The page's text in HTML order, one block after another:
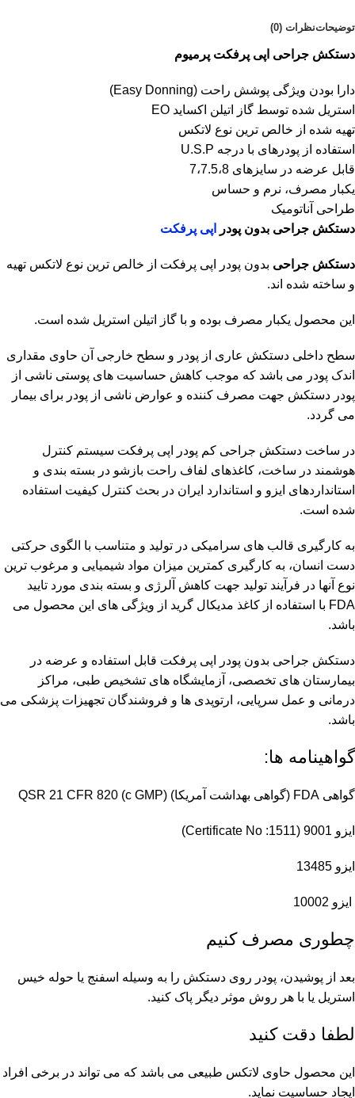
توضیحاتنظرات (0)
دستکش جراحی اپی پرفکت پرمیوم
دارا بودن ویژگی پوشش راحت (Easy Donning)
استریل شده توسط گاز اتیلن اکساید EO
تهیه شده از خالص ترین نوع لاتکس
استفاده از پودرهای با درجه U.S.P
قابل عرضه در سایزهای 7،7.5،8
یکبار مصرف، نرم و حساس
طراحی آناتومیک
دستکش جراحی بدون پودر
اپی پرفکت
دستکش جراحی بدون پودر اپی پرفکت از خالص ترین نوع لاتکس تهیه
و ساخته شده اند.
این محصول یکبار مصرف بوده و با گاز اتیلن استریل شده است.
سطح داخلی دستکش عاری از پودر و سطح خارجی آن حاوی مقداری
اندک پودر می باشد که موجب کاهش حساسیت های پوستی ناشی از
پودر دستکش جهت مصرف کننده و عوارض ناشی از پودر برای بیمار
می گردد.
در ساخت دستکش جراحی کم پودر اپی پرفکت سیستم کنترل
هوشمند در ساخت، کاغذهای لفاف راحت بازشو در بسته بندی و
استانداردهای ایزو و استاندارد ایران در بحث کنترل کیفیت استفاده
شده است.
به کارگیری قالب های سرامیکی در تولید و متناسب با الگوی حرکتی
دست انسان، به کارگیری کمترین میزان مواد شیمیایی و مرغوب ترین
نوع آنها در فرآیند تولید جهت کاهش آلرژی و بسته بندی مورد تایید
FDA با استفاده از کاغذ مدیکال گرید از ویژگی های این محصول می
باشد.
دستکش جراحی بدون پودر اپی پرفکت قابل استفاده و عرضه در
بیمارستان های تخصصی، آزمایشگاه های تشخیص طبی، مراکز
درمانی و عمل سرپایی، ارتوپدی ها و فروشندگان تجهیزات پزشکی می
باشد.
گواهینامه ها:
گواهی FDA (گواهی بهداشت آمریکا) (QSR 21 CFR 820 (c GMP
ایزو 9001 (Certificate No :1511)
ایزو 13485
ایزو 10002
چطوری مصرف کنیم
بعد از پوشیدن، پودر روی دستکش را به وسیله اسفنج یا حوله خیس
استریل یا با هر روش موثر دیگر پاک کنید.
لطفا دقت کنید
این محصول حاوی لاتکس طبیعی می باشد که می تواند در برخی افراد
ایجاد حساسیت نماید.